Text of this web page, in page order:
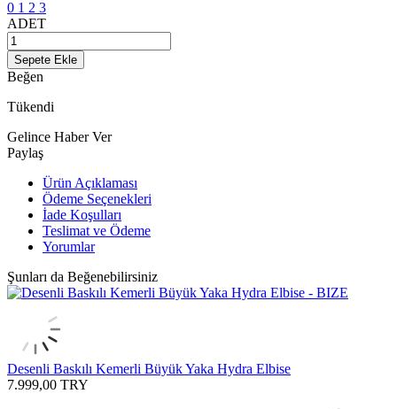
0 1 2 3
ADET
Sepete Ekle
Beğen
Tükendi
Gelince Haber Ver
Paylaş
Ürün Açıklaması
Ödeme Seçenekleri
İade Koşulları
Teslimat ve Ödeme
Yorumlar
Şunları da Beğenebilirsiniz
Desenli Baskılı Kemerli Büyük Yaka Hydra Elbise
7.999,00 TRY